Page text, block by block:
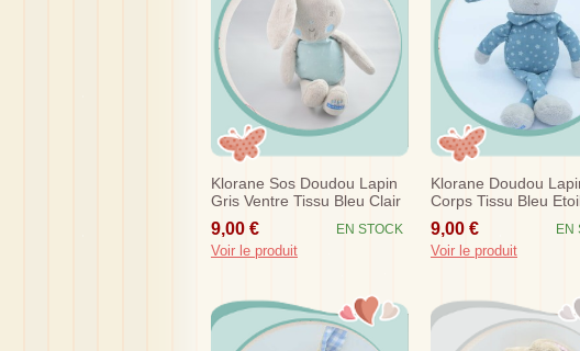
Klorane Sos Doudou Lapin
Gris Ventre Tissu Bleu Clair
Etoile Sos
9,00 € EN STOCK
Voir le produit
Klorane Doudou
Corps Tissu Bleu
9,00 € EN
Voir le produit